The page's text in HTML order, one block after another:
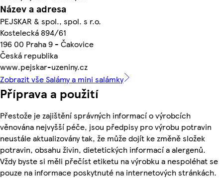
Název a adresa
PEJSKAR & spol., spol. s r.o.
Kostelecká 894/61
196 00 Praha 9 - Čakovice
Česká republika
www.pejskar-uzeniny.cz
Zobrazit vše Salámy a mini salámky
Příprava a použití
Přestože je zajištění správných informací o výrobcích
věnována nejvyšší péče, jsou předpisy pro výrobu potravin
neustále aktualizovány tak, že může dojít ke změně složek
potravin, obsahu živin, dietetických informací a alergenů.
Vždy byste si měli přečíst etiketu na výrobku a nespoléhat se
pouze na informace poskytnuté na internetových stránkách.